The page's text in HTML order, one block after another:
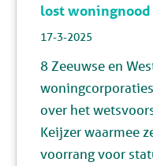
lost
17-3-2025
8 Zeeuwse en
over het
Keijzer waarmee
voorrang voor